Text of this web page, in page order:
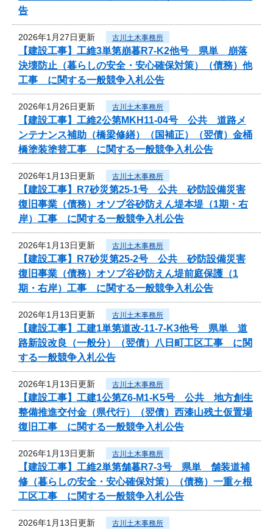
告
2026年1月27日更新 古川土木事務所
【建設工事】工維3単第崩暮R7-K2他号 県単 崩落
決壊防止（暮らしの安全・安心確保対策）（債務）他
工事 に関する一般競争入札公告
2026年1月26日更新 古川土木事務所
【建設工事】工維2公第MKH11-04号 公共 道路メ
ンテナンス補助（橋梁修繕）（国補正）（翌債）金桶
橋塗装塗替工事 に関する一般競争入札公告
2026年1月13日更新 古川土木事務所
【建設工事】R7砂災第25-1号 公共 砂防設備災害
復旧事業（債務）オソブ谷砂防えん堤本堤（1期・右
岸）工事 に関する一般競争入札公告
2026年1月13日更新 古川土木事務所
【建設工事】R7砂災第25-2号 公共 砂防設備災害
復旧事業（債務）オソブ谷砂防えん堤前庭保護（1
期・右岸）工事 に関する一般競争入札公告
2026年1月13日更新 古川土木事務所
【建設工事】工建1単第道改-11-7-K3他号 県単 道
路新設改良（一般分）（翌債）八日町工区工事 に関
する一般競争入札公告
2026年1月13日更新 古川土木事務所
【建設工事】工建1公第Z6-M1-K5号 公共 地方創生
整備推進交付金（県代行）（翌債）西漆山残土仮置場
復旧工事 に関する一般競争入札公告
2026年1月13日更新 古川土木事務所
【建設工事】工維2単第舗暮R7-3号 県単 舗装道補
修（暮らしの安全・安心確保対策）（債務）一重ヶ根
工区工事 に関する一般競争入札公告
2026年1月13日更新 古川土木事務所